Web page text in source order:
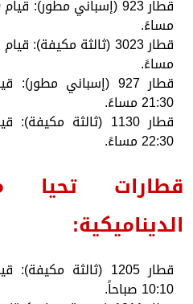
مساءً.
مساءً.
21:30 مساءً.
22:30 مساءً.
قطارات تحيا
الديناميكية:
10:10 صباحاً.